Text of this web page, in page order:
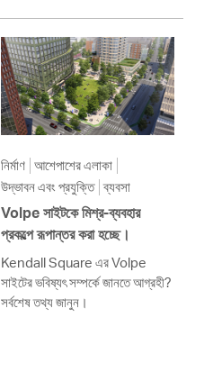
নির্মাণ আশেপাশের এলাকা
উদ্ভাবন এবং প্রযুক্তি ব্যবসা
Volpe সাইটকে মিশ্র-ব্যবহার
প্রকল্পে রূপান্তর করা হচ্ছে।
Kendall Square এর Volpe
সাইটের ভবিষ্যৎ সম্পর্কে জানতে আগ্রহী?
সর্বশেষ তথ্য জানুন।